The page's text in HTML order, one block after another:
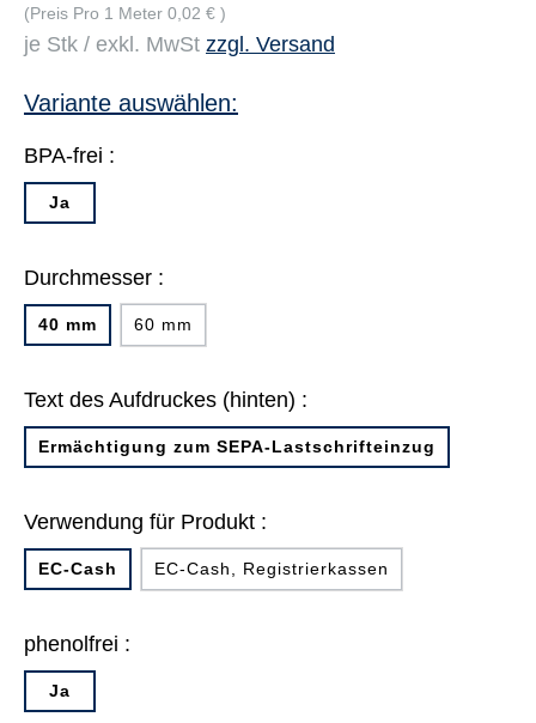
(Preis Pro 1 Meter 0,02 € )
je Stk / exkl. MwSt zzgl. Versand
Variante auswählen:
BPA-frei :
Ja
Durchmesser :
40 mm 60 mm
Text des Aufdruckes (hinten) :
Ermächtigung zum SEPA-Lastschrifteinzug
Verwendung für Produkt :
EC-Cash EC-Cash, Registrierkassen
phenolfrei :
Ja